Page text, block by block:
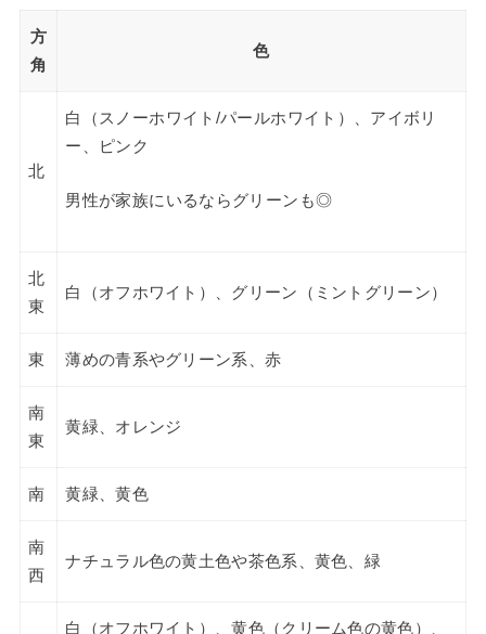
方
角
色
北
白（スノーホワイト/パールホワイト）、アイボリ
ー、ピンク
男性が家族にいるならグリーンも◎
北
東
白（オフホワイト）、グリーン（ミントグリーン）
東 薄めの青系やグリーン系、赤
南
東
黄緑、オレンジ
南 黄緑、黄色
南
西
ナチュラル色の黄土色や茶色系、黄色、緑
白（オフホワイト）、黄色（クリーム色の黄色）、